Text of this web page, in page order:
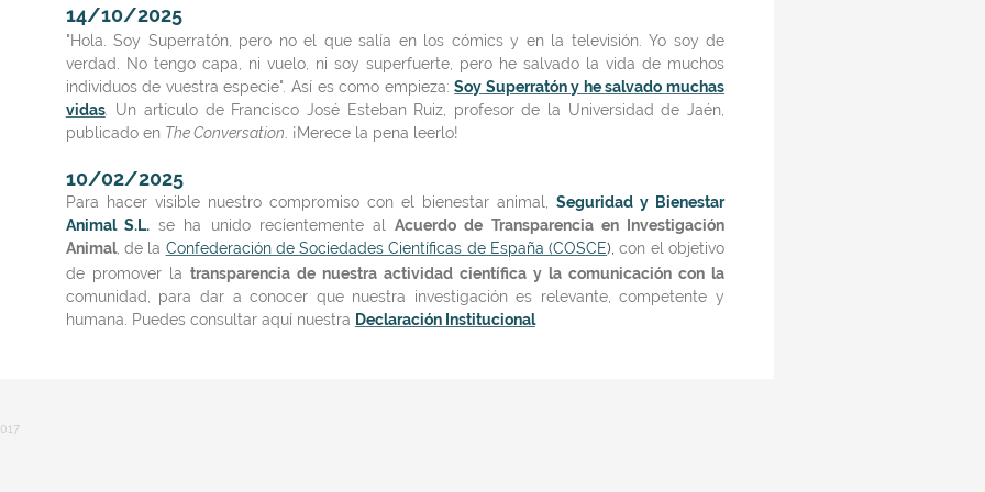
14/10/2025
"Hola. Soy Superratón, pero no el que salía en los cómics y en la televisión. Yo soy de
verdad. No tengo capa, ni vuelo, ni soy superfuerte, pero he salvado la vida de muchos
individuos de vuestra especie". Así es como empieza: Soy Superratón y he salvado muchas
vidas.
Un artículo de Francisco José Esteban Ruiz, profesor de la Universidad de Jaén,
publicado en The Conversation . ¡Merece la pena leerlo!
10/02/2025
Para hacer visible nuestro compromiso con el bienestar animal,
Seguridad y Bienestar
Animal S.L. se ha unido recientementealAcuerdo de Transparencia en Investigación
Animal, de la Confederación de Sociedades Científicas de España (COSCE), con el objetivo
de promover la transparencia de nuestra actividad científica y la comunicación con la
comunidad, para dar a conocer que nuestra investigación es relevante, competente y
humana. Puedes consultar aquí nuestra Declaración Institucional